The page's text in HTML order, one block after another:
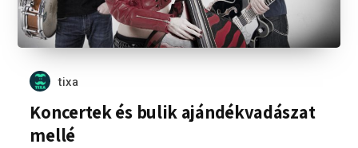
tixa
Koncertek és bulik ajándékvadászat
mellé